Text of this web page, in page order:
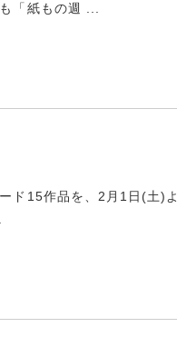
「紙もの週 ...
ド15作品を、2月1日(土)よ